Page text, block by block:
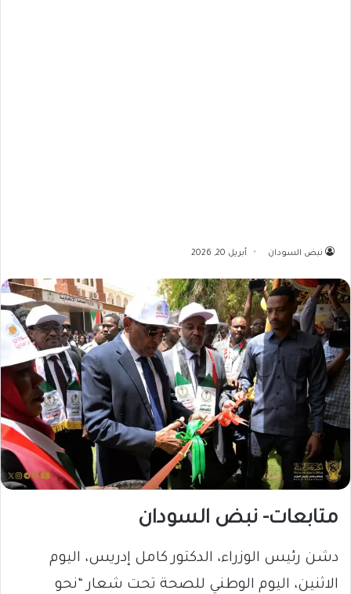
نبض السودان أبريل 20, 2026
متابعات- نبض السودان
دشن رئيس الوزراء، الدكتور كامل إدريس، اليوم
الاثنين، اليوم الوطني للصحة تحت شعار “نحو